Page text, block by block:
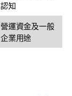
認知
營運資金及一般
企業用途